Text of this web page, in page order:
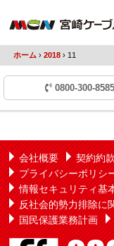
ホーム › 2018 ›11
0800-300-8585
会社概要 契約約款
プライバシーポリシ
情報セキュリティ基
反社会的勢力排除に
国民保護業務計画